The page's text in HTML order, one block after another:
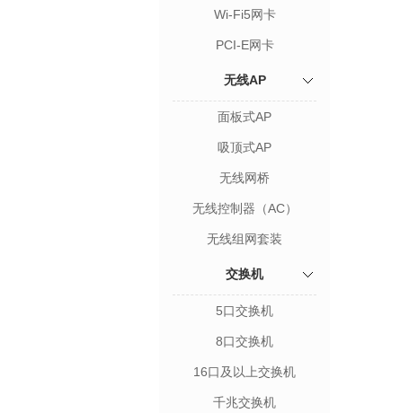
Wi-Fi5网卡
PCI-E网卡
无线AP
面板式AP
吸顶式AP
无线网桥
无线控制器（AC）
无线组网套装
交换机
5口交换机
8口交换机
16口及以上交换机
千兆交换机